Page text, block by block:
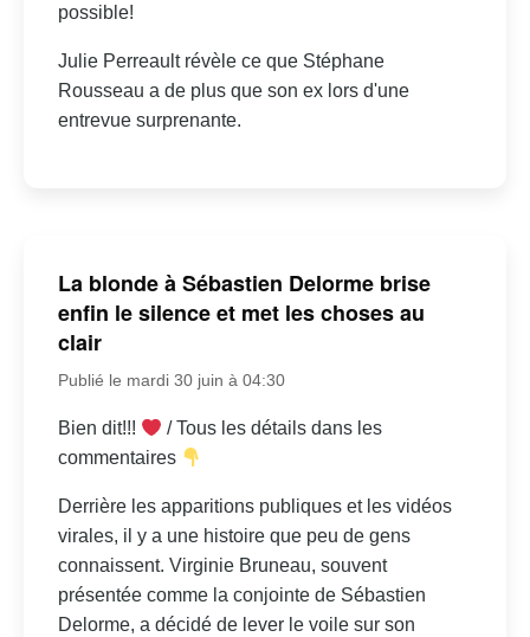
possible!
Julie Perreault révèle ce que Stéphane
Rousseau a de plus que son ex lors d'une
entrevue surprenante.
La blonde à Sébastien Delorme brise
enfin le silence et met les choses au
clair
Publié le mardi 30 juin à 04:30
Bien dit!!!
/ Tous les détails dans les
commentaires
Derrière les apparitions publiques et les vidéos
virales, il y a une histoire que peu de gens
connaissent. Virginie Bruneau, souvent
présentée comme la conjointe de Sébastien
Delorme, a décidé de lever le voile sur son